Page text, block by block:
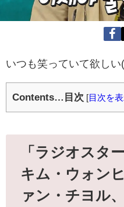
いつも笑っていて欲しい
Contents…目次 [ 目次を
「ラジオスタ
キム・ウォン
ァン・チヨル